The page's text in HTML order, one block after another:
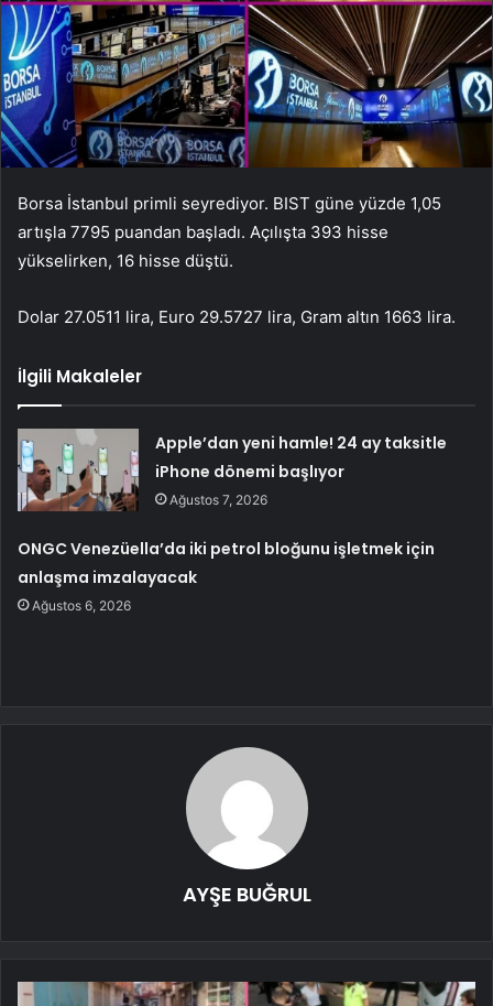
Borsa İstanbul primli seyrediyor. BIST güne yüzde 1,05
artışla 7795 puandan başladı. Açılışta 393 hisse
yükselirken, 16 hisse düştü.
Dolar 27.0511 lira, Euro 29.5727 lira, Gram altın 1663 lira.
İlgili Makaleler
Apple’dan yeni hamle! 24 ay taksitle
iPhone dönemi başlıyor
Ağustos 7, 2026
ONGC Venezüella’da iki petrol bloğunu işletmek için
anlaşma imzalayacak
Ağustos 6, 2026
AYŞE BUĞRUL